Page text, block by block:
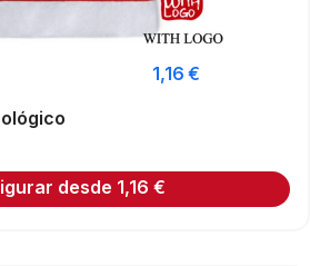
1,16€
desde 1,16 €